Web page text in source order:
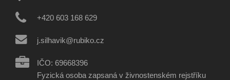
+420 603 168 629
j.silhavik@rubiko.cz
IČO: 69668396
Fyzická osoba zapsaná v živnostenském rejstříku